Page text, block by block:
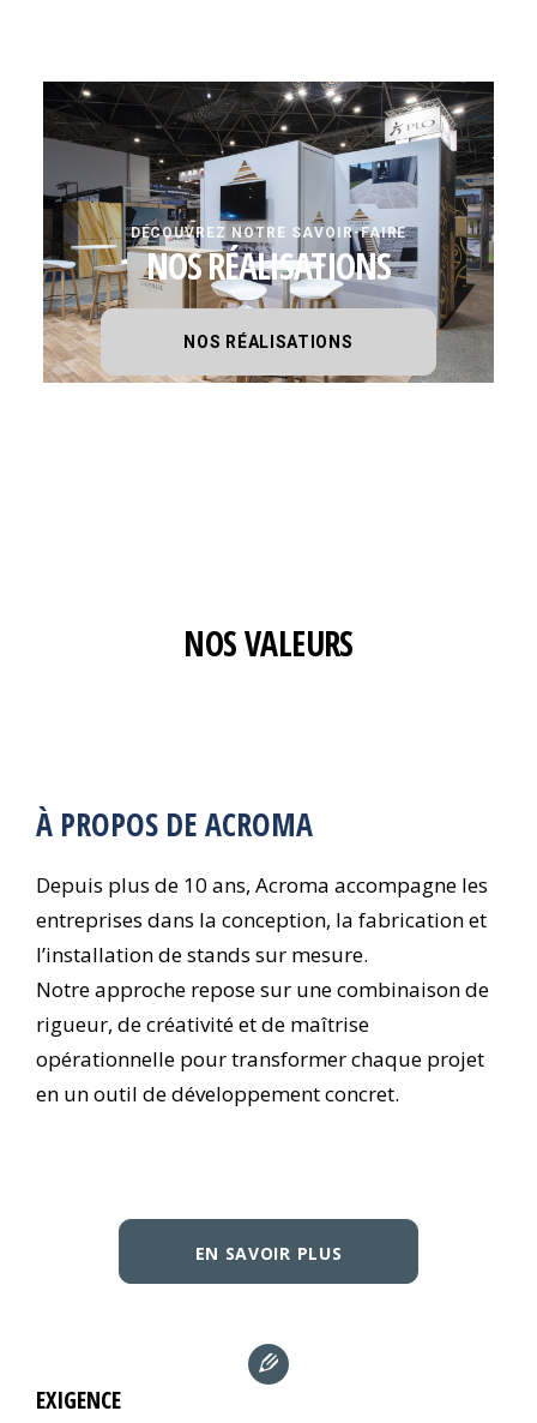
DÉCOUVREZ NOTRE SAVOIR-FAIRE
NOS RÉALISATIONS
NOS RÉALISATIONS
NOS VALEURS
À PROPOS DE ACROMA
Depuis plus de 10 ans, Acroma accompagne les
entreprises dans la conception, la fabrication et
l’installation de stands sur mesure.
Notre approche repose sur une combinaison de
rigueur, de créativité et de maîtrise
opérationnelle pour transformer chaque projet
en un outil de développement concret.
EN SAVOIR PLUS
EXIGENCE